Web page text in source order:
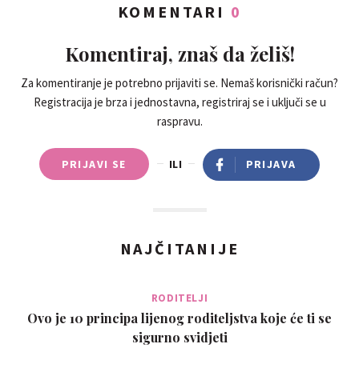
KOMENTARI 0
Komentiraj, znaš da želiš!
Za komentiranje je potrebno prijaviti se. Nemaš korisnički račun?
Registracija je brza i jednostavna, registriraj se i uključi se u
raspravu.
PRIJAVI SE ILI PRIJAVA
NAJČITANIJE
RODITELJI
Ovo je 10 principa lijenog roditeljstva koje će ti se
sigurno svidjeti